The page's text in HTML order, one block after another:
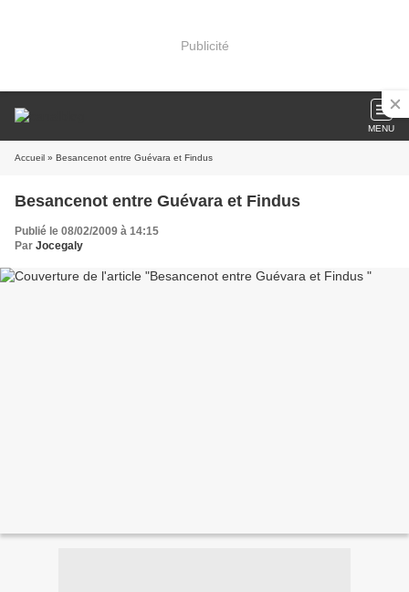
Publicité
MENU
Accueil » Besancenot entre Guévara et Findus
Besancenot entre Guévara et Findus
Publié le 08/02/2009 à 14:15
Par Jocegaly